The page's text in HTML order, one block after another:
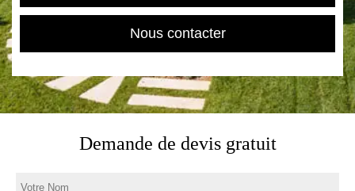
Nous contacter
Demande de devis gratuit